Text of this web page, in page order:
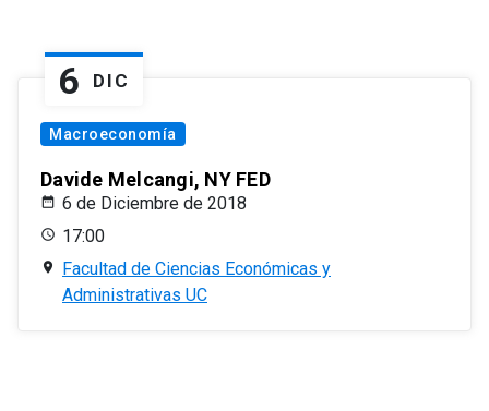
6 DIC
Macroeconomía
Davide Melcangi, NY FED
6 de Diciembre de 2018
17:00
Facultad de Ciencias Económicas y
Administrativas UC